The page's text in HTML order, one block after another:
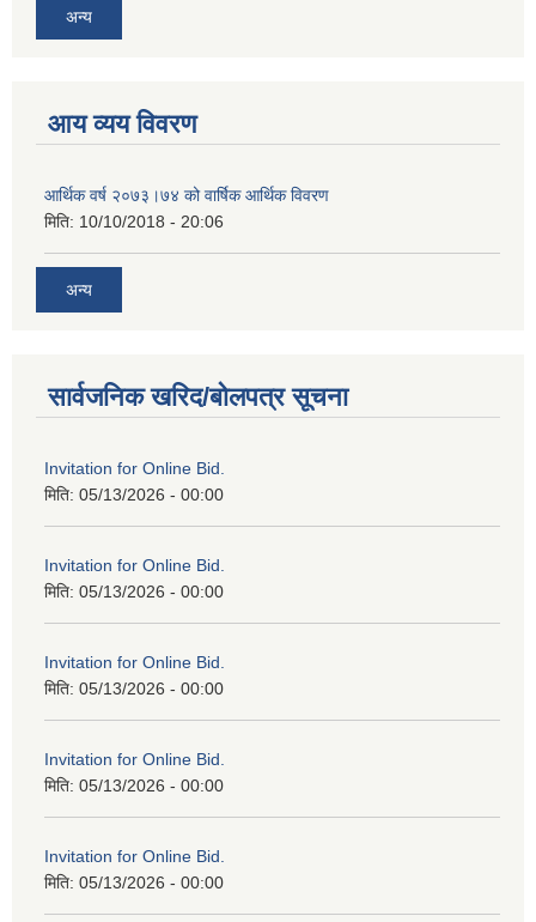
अन्य
आय व्यय विवरण
आर्थिक वर्ष २०७३।७४ को वार्षिक आर्थिक विवरण
मिति: 10/10/2018 - 20:06
अन्य
सार्वजनिक खरिद/बोलपत्र सूचना
Invitation for Online Bid.
मिति: 05/13/2026 - 00:00
Invitation for Online Bid.
मिति: 05/13/2026 - 00:00
Invitation for Online Bid.
मिति: 05/13/2026 - 00:00
Invitation for Online Bid.
मिति: 05/13/2026 - 00:00
Invitation for Online Bid.
मिति: 05/13/2026 - 00:00